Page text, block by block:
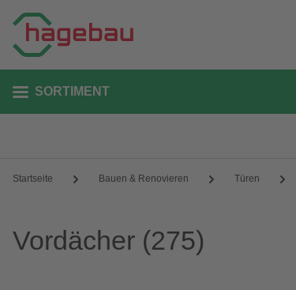
SORTIMENT
Startseite Bauen & Renovieren Türen
Vordächer (275)